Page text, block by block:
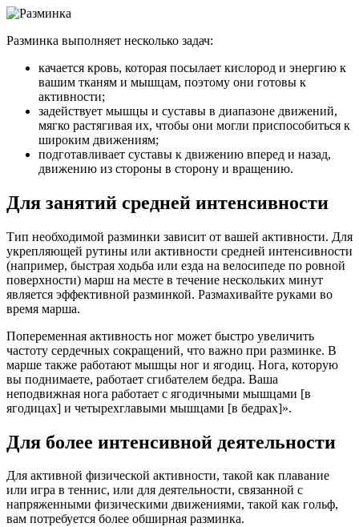
Разминка выполняет несколько задач:
качается кровь, которая посылает кислород и энергию к
вашим тканям и мышцам, поэтому они готовы к
активности;
задействует мышцы и суставы в диапазоне движений,
мягко растягивая их, чтобы они могли приспособиться к
широким движениям;
подготавливает суставы к движению вперед и назад,
движению из стороны в сторону и вращению.
Для занятий средне­й интенсивности
Тип необходимой разминки зависит от вашей активности. Для
укрепляющей рутины или активности средне­й интенсивности
(например, быстрая ходьба или езда на велосипеде по ровной
поверхности) марш на месте в течение нескольких минут
является эффективной разминкой. Размахивайте руками во
время марша.
Попеременная активность ног может быстро увеличить
частоту сердечных сокращений, что важно при разминке. В
марше также работают мышцы ног и ягодиц. Нога, которую
вы поднимаете, работает сгибателем бедра. Ваша
неподвижная нога работает с ягодичными мышцами [в
ягодицах] и четырехглавыми мышцами [в бедрах]».
Для более интенсивной деятельности
Для активной физической активности, такой как плавание
или игра в теннис, или для деятельности, связанной с
напряженными физическими движениями, такой как гольф,
вам потребуется более обширная разминка.